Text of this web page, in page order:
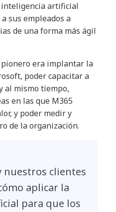
artificial
sus empleados a
de una forma más ágil
era implantar la
poder capacitar a
al mismo tiempo,
en las que M365
y poder medir y
de la organización.
nuestros clientes
aplicar la
para que los